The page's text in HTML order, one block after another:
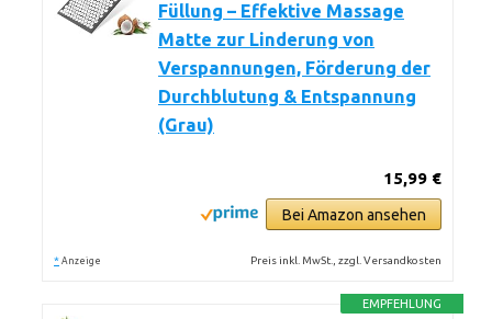
Füllung – Effektive Massage
Matte zur Linderung von
Verspannungen, Förderung der
Durchblutung & Entspannung
(Grau)
15,99 €
Bei Amazon ansehen
* Anzeige Preis inkl. MwSt., zzgl. Versandkosten
EMPFEHLUNG